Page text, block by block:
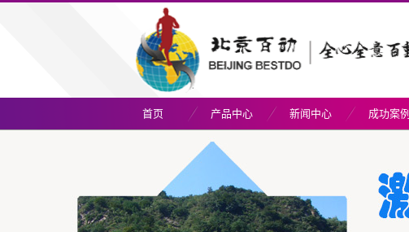
首页 产品中心 新闻中心 成功案例